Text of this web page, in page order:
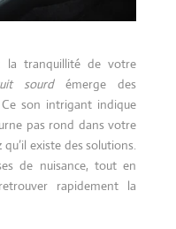
la tranquillité de votre
sourdémerge des
son intrigant indique
pas rond dans votre
existe des solutions.
de nuisance, tout en
rapidement la